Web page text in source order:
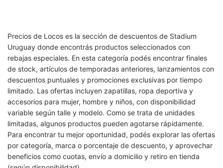
Precios de Locos es la sección de descuentos de Stadium
Uruguay donde encontrás productos seleccionados con
rebajas especiales. En esta categoría podés encontrar finales
de stock, artículos de temporadas anteriores, lanzamientos con
descuentos puntuales y promociones exclusivas por tiempo
limitado. Las ofertas incluyen zapatillas, ropa deportiva y
accesorios para mujer, hombre y niños, con disponibilidad
variable según talle y modelo. Como se trata de unidades
limitadas, algunos productos pueden agotarse rápidamente.
Para encontrar tu mejor oportunidad, podés explorar las ofertas
por categoría, marca o porcentaje de descuento, y aprovechar
beneficios como cuotas, envío a domicilio y retiro en tienda